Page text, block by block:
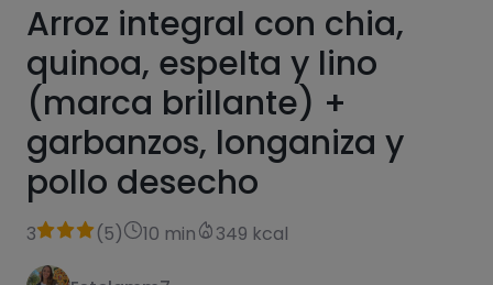
Arroz integral con chia,
quinoa, espelta y lino
(marca brillante) +
garbanzos, longaniza y
pollo desecho
3 (5) 10 min 349 kcal